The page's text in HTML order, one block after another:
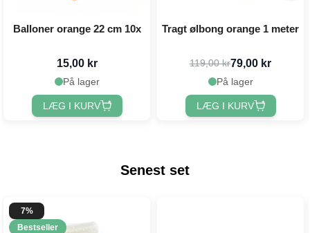
Balloner orange 22 cm 10x
15,00 kr
På lager
LÆG I KURV
Tragt ølbong orange 1 meter
119,00 kr79,00 kr
På lager
LÆG I KURV
Senest set
7%
Bestseller